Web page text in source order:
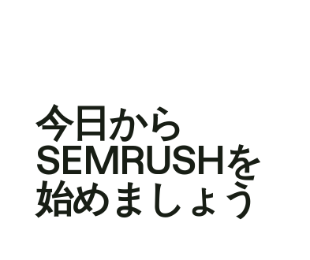
今日から
SEMRUSHを
始めましょう